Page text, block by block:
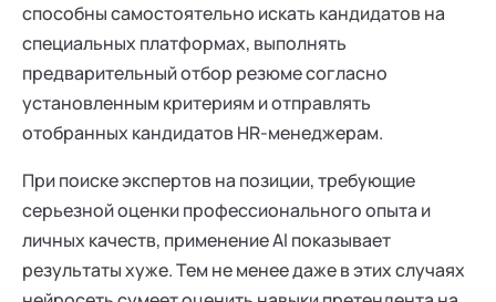
способны самостоятельно искать кандидатов на
специальных платформах, выполнять
предварительный отбор резюме согласно
установленным критериям и отправлять
отобранных кандидатов HR-менеджерам.
При поиске экспертов на позиции, требующие
серьезной оценки профессионального опыта и
личных качеств, применение Al показывает
результаты хуже. Тем не менее даже в этих случаях